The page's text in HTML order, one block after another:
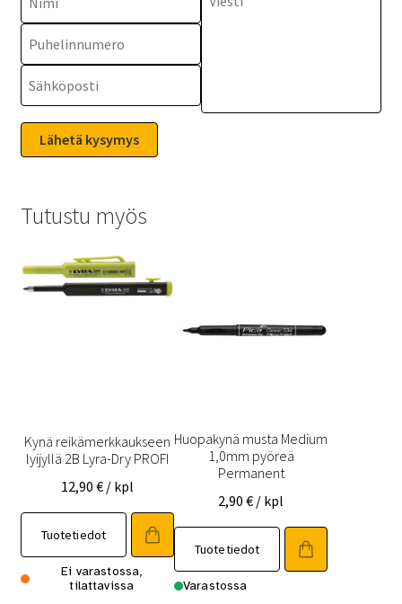
Tutustu myös
Kynä reikämerkkaukseen
lyijyllä 2B Lyra-Dry PROFI
12,90 € / kpl
Tuotetiedot
Ei varastossa,
tilattavissa
Huopakynä musta Medium
1,0mm pyöreä
Permanent
2,90€ / kpl
Tuotetiedot
Varastossa